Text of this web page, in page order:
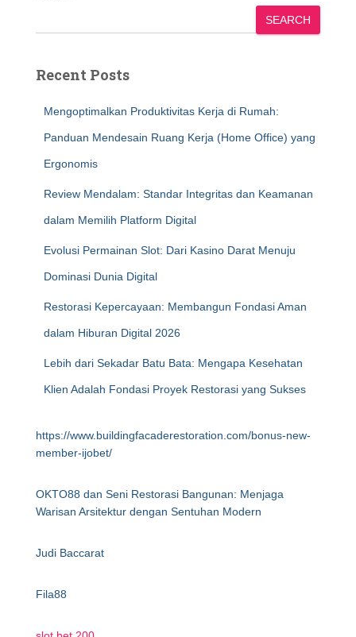
SEARCH
Recent Posts
Mengoptimalkan Produktivitas Kerja di Rumah:
Panduan Mendesain Ruang Kerja (Home Office) yang
Ergonomis
Review Mendalam: Standar Integritas dan Keamanan
dalam Memilih Platform Digital
Evolusi Permainan Slot: Dari Kasino Darat Menuju
Dominasi Dunia Digital
Restorasi Kepercayaan: Membangun Fondasi Aman
dalam Hiburan Digital 2026
Lebih dari Sekadar Batu Bata: Mengapa Kesehatan
Klien Adalah Fondasi Proyek Restorasi yang Sukses
https://www.buildingfacaderestoration.com/bonus-new-
member-ijobet/
OKTO88 dan Seni Restorasi Bangunan: Menjaga
Warisan Arsitektur dengan Sentuhan Modern
Judi Baccarat
Fila88